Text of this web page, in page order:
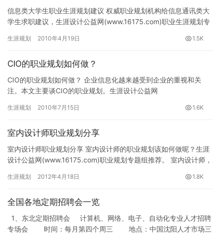
信息类大学生职业生涯规划建议 权威职业规划机构给信息通讯类大
学生求职建议，生涯设计公益网(www.16175.com)职业生涯规划专
生涯规划 2010年4月19日 1.5K
CIO的职业规划如何做？
CIO的职业规划如何做？ 企业信息化越来越受到企业的重视和关
注。本文主要谈CIO的职业规划。生涯设计公益网
…
生涯规划 2010年7月15日 1.6K
室内设计师职业规划分享
室内设计师职业规划分享 室内设计师的职业规划该如何做呢？生涯
设计公益网(www.16175.com)职业规划专题组推荐。 室内设计师，
生涯规划 2012年4月18日 1.8K
全国各地定期招聘会一览
1、东北定期招聘会 计算机、网络、电子、自动化专业人才招聘
专场会 时间：每月第四个周三 地点：中国沈阳人才市场三